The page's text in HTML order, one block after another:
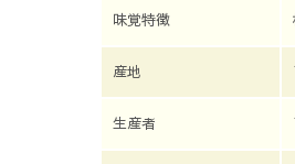
味覚特徴
産地
生産者